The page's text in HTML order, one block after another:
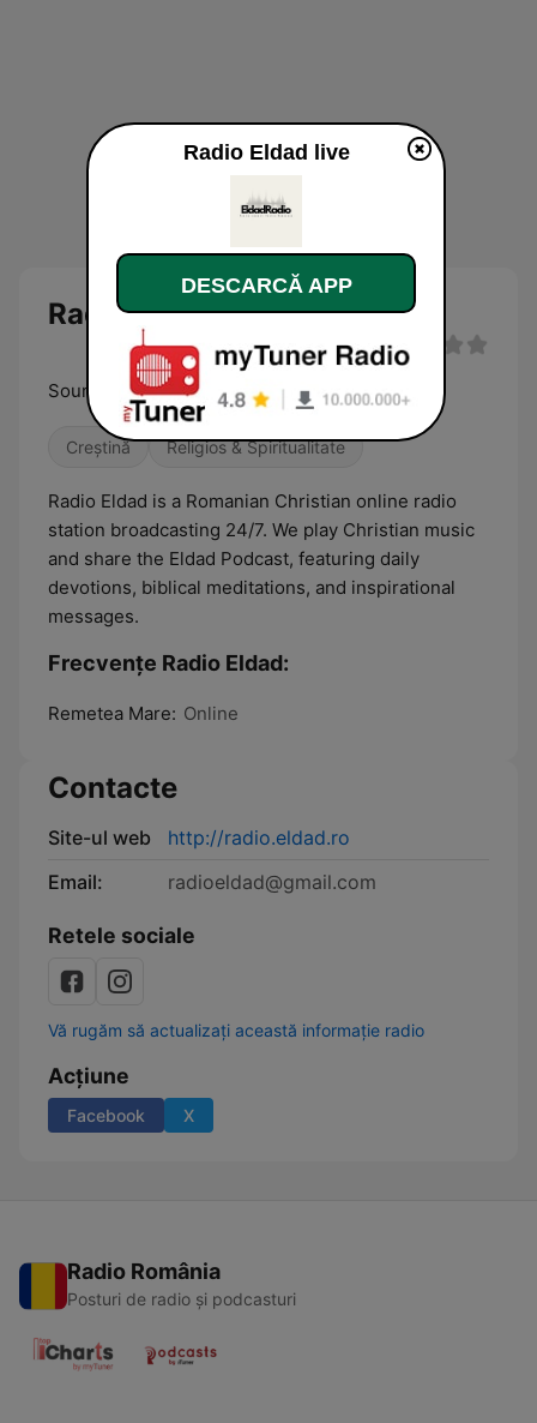
Radio Eldad Live
Sound for the Soul
Creștină Religios & Spiritualitate
Radio Eldad is a Romanian Christian online radio
station broadcasting 24/7. We play Christian music
and share the Eldad Podcast, featuring daily
devotions, biblical meditations, and inspirational
messages.
Frecvențe Radio Eldad:
Remetea Mare: Online
Contacte
Site-ul web
http://radio.eldad.ro
Email:
radioeldad@gmail.com
Retele sociale
Vă rugăm să actualizați această informație radio
Acțiune
Facebook X
Radio România
Posturi de radio și podcasturi
Radio Eldad live
DESCARCĂ APP